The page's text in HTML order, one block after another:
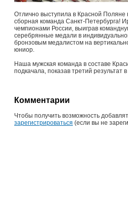
Отлично выступила в Красной
сборная команда Санкт-Петербурга!
чемпионами России, выиграв
серебрянные медали в
бронзовым медалистом на
юниор.
Наша мужская команда в составе
подкачала, показав третий результат
Комментарии
Чтобы получить возможность
зарегистрироваться (если вы не